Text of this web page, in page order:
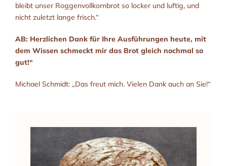
bleibt unser Roggenvollkornbrot so locker und luftig, und
nicht zuletzt lange frisch.“
AB: Herzlichen Dank für Ihre Ausführungen heute, mit
dem Wissen schmeckt mir das Brot gleich nochmal so
gut!“
Michael Schmidt: „Das freut mich. Vielen Dank auch an Sie!“